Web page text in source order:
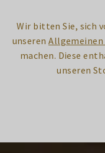
Wir bitten Sie, sich
unserenAllgemeinen
machen. Diese
unseren